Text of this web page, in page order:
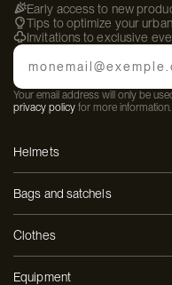
Early access to new
Tips to optimize your
Invitations to exclusive
Email
Your email address will only be
privacy policy for more information.
Helmets
Bags and satchels
Clothes
Equipment